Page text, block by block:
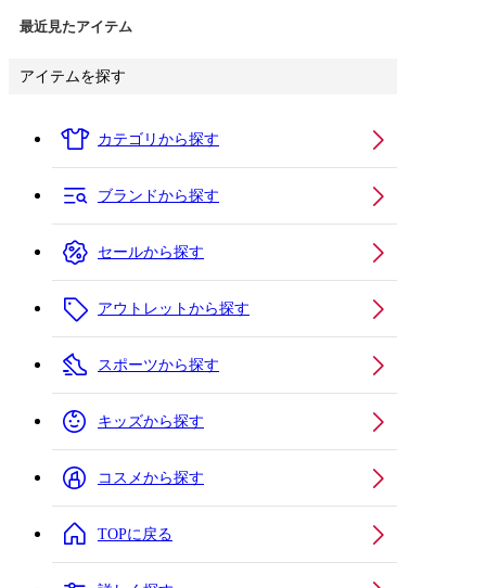
最近見たアイテム
アイテムを探す
カテゴリから探す
ブランドから探す
セールから探す
アウトレットから探す
スポーツから探す
キッズから探す
コスメから探す
TOPに戻る